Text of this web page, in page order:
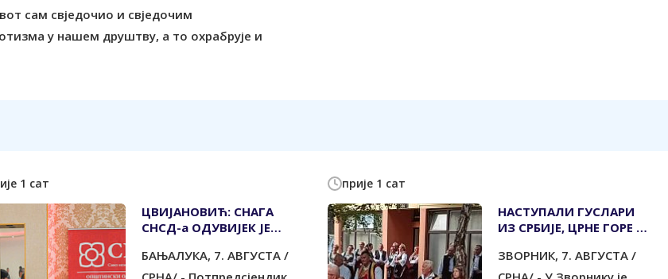
сам свједочио и свједочим
у нашем друштву, а то охрабрује и
1 сат
ЦВИЈАНОВИЋ: СНАГА
СНСД-а ОДУВИЈЕК ЈЕ
БАЊАЛУКА, 7. АВГУСТА /
прије 1 сат
НАСТУПАЛИ ГУСЛАРИ
ИЗ СРБИЈЕ, ЦРНЕ ГОРЕ И
ЗВОРНИК, 7. АВГУСТА /